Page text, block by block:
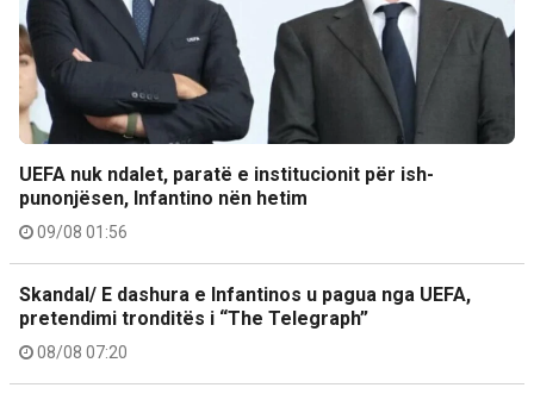
UEFA nuk ndalet, paratë e institucionit për ish-
punonjësen, Infantino nën hetim
09/08 01:56
Skandal/ E dashura e Infantinos u pagua nga UEFA,
pretendimi tronditës i “The Telegraph”
08/08 07:20